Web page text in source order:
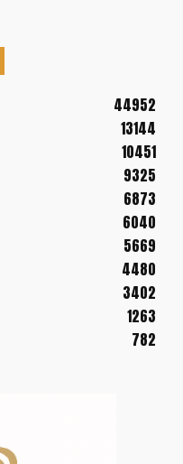
44952
13144
10451
9325
6873
6040
5669
4480
3402
1263
782